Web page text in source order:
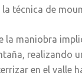
técnica de
la maniobra
realizando
en el valle